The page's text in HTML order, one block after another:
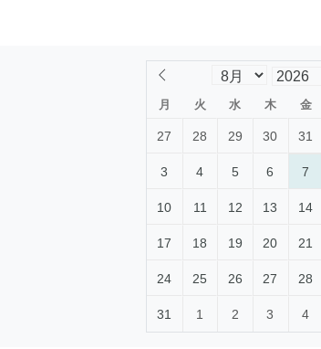
月 火 水 木 金
27 28 29 30 31
3 4 5 6 7
10 11 12 13 14
17 18 19 20 21
24 25 26 27 28
31 1 2 3 4